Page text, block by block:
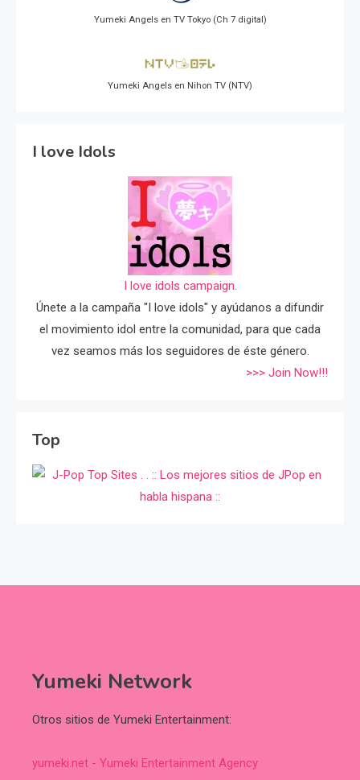
Yumeki Angels en TV Tokyo (Ch 7 digital)
Yumeki Angels en Nihon TV (NTV)
I love Idols
I love idols campaign.
Únete a la campaña "I love idols" y ayúdanos a difundir
el movimiento idol entre la comunidad, para que cada
vez seamos más los seguidores de éste género.
>>> Join Now!!!
Top
Yumeki Network
Otros sitios de Yumeki Entertainment:
yumeki.net - Yumeki Entertainment Agency